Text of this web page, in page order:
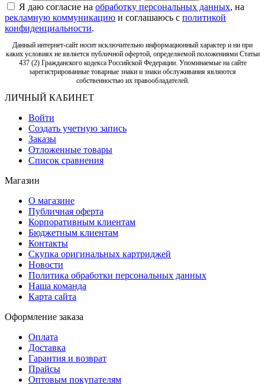
Я даю согласие на обработку персональных данных, на
рекламную коммуникацию и соглашаюсь с политикой
конфиденциальности.
Данный интернет-сайт носит исключительно информационный характер и ни при
каких условиях не является публичной офертой, определяемой положениями Статьи
437 (2) Гражданского кодекса Российской Федерации. Упоминаемые на сайте
зарегистрированные товарные знаки и знаки обслуживания являются
собственностью их правообладателей.
ЛИЧНЫЙ КАБИНЕТ
Войти
Создать учетную запись
Заказы
Отложенные товары
Список сравнения
Магазин
О магазине
Публичная оферта
Корпоративным клиентам
Бюджетным клиентам
Контакты
Скупка оригинальных картриджей
Новости
Политика обработки персональных данных
Наша команда
Карта сайта
Оформление заказа
Оплата
Доставка
Гарантия и возврат
Прайсы
Оптовым покупателям